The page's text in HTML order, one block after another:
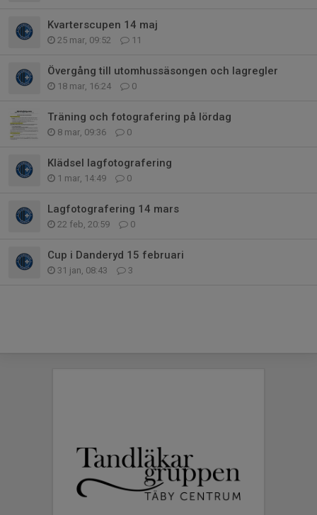
Kvarterscupen 14 maj
25 mar, 09:52 11
Övergång till utomhussäsongen och lagregler
18 mar, 16:24 0
Träning och fotografering på lördag
8 mar, 09:36 0
Klädsel lagfotografering
1 mar, 14:49 0
Lagfotografering 14 mars
22 feb, 20:59 0
Cup i Danderyd 15 februari
31 jan, 08:43 3